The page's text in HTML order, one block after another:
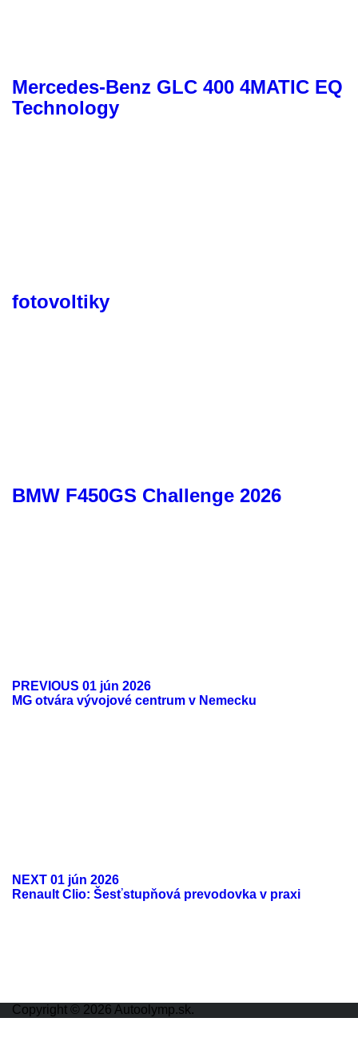
Mercedes-Benz GLC 400 4MATIC EQ
Technology
fotovoltiky
BMW F450GS Challenge 2026
PREVIOUS 01 jún 2026
MG otvára vývojové centrum v Nemecku
NEXT 01 jún 2026
Renault Clio: Šesťstupňová prevodovka v praxi
Copyright © 2026 Autoolymp.sk.